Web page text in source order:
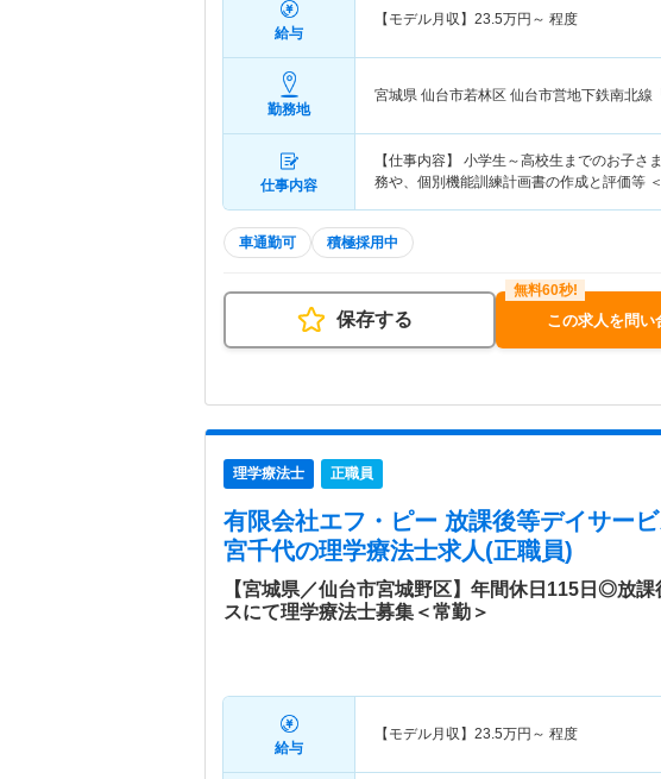
給与
【モデル月収】 23.5万円～ 程度
勤務地
宮城県 仙台市若林区 仙台市営地下鉄南北線
仕事内容
【仕事内容】 小学生～高校生までのお子
務や、個別機能訓練計画書の作成と評価等
車通勤可 積極採用中
保存する この求人を問い
理学療法士 正職員
有限会社エフ・ピー 放課後等デイサー
宮千代の理学療法士求人(正職員)
【宮城県／仙台市宮城野区】年間休日115日◎放
スにて理学療法士募集＜常勤＞
給与
【モデル月収】 23.5万円～ 程度